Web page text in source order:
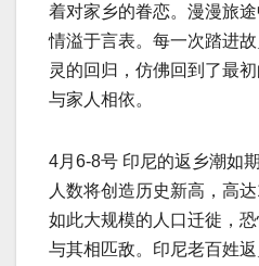
着对家乡的眷恋。漫漫旅
情溢于言表。每一次踏进
灵的回归，仿佛回到了最
与家人相依。
4月6-8号 印尼的返乡潮如
人数将创造历史新高，高
如此大规模的人口迁徙，
与其相匹敌。印尼老百姓